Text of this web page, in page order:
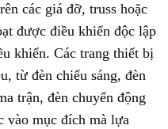
các giá đỡ, truss hoặc
được điều khiển độc lập
khiển. Các trang thiết bị
từ đèn chiếu sáng, đèn
trận, đèn chuyển động
vào mục đích mà lựa